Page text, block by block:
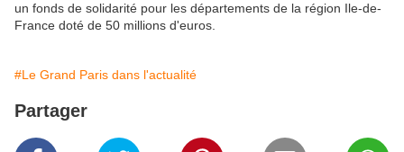
un fonds de solidarité pour les départements de la région Ile-de-
France doté de 50 millions d'euros.
#Le Grand Paris dans l'actualité
Partager